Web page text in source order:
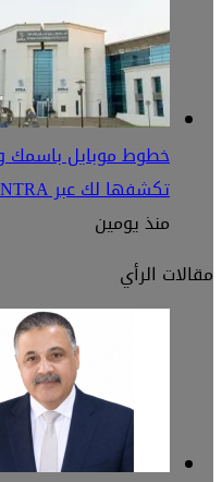
خطوط موبايل باسمك
تكشفها لك عبر My NTRA
منذ يومين
مقالات الرأي